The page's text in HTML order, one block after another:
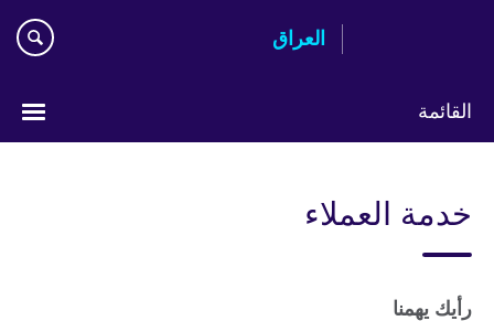
العراق
القائمة
خدمة العملاء
رأيك يهمنا